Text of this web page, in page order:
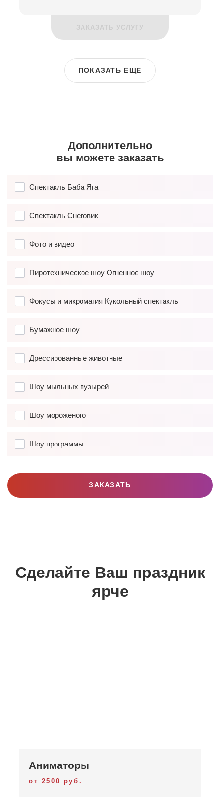
ЗАКАЗАТЬ УСЛУГУ
ПОКАЗАТЬ ЕЩЕ
Дополнительно
вы можете заказать
Спектакль Баба Яга
Спектакль Снеговик
Фото и видео
Пиротехническое шоу Огненное шоу
Фокусы и микромагия Кукольный спектакль
Бумажное шоу
Дрессированные животные
Шоу мыльных пузырей
Шоу мороженого
Шоу программы
ЗАКАЗАТЬ
Сделайте Ваш праздник
ярче
Аниматоры
от 2500 руб.